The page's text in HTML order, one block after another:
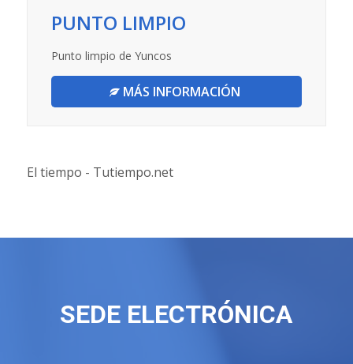
PUNTO LIMPIO
Punto limpio de Yuncos
MÁS INFORMACIÓN
El tiempo - Tutiempo.net
SEDE ELECTRÓNICA